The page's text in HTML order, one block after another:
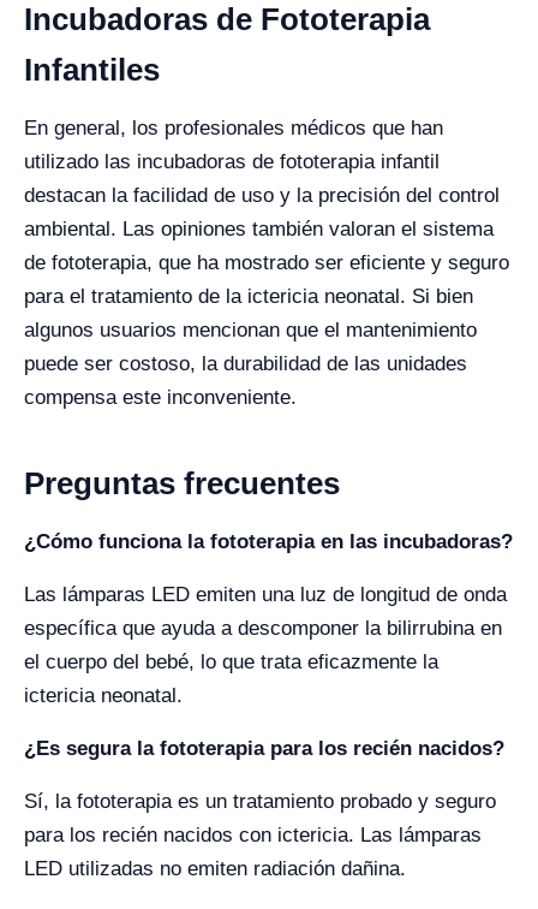
Incubadoras de Fototerapia
Infantiles
En general, los profesionales médicos que han
utilizado las incubadoras de fototerapia infantil
destacan la facilidad de uso y la precisión del control
ambiental. Las opiniones también valoran el sistema
de fototerapia, que ha mostrado ser eficiente y seguro
para el tratamiento de la ictericia neonatal. Si bien
algunos usuarios mencionan que el mantenimiento
puede ser costoso, la durabilidad de las unidades
compensa este inconveniente.
Preguntas frecuentes
¿Cómo funciona la fototerapia en las incubadoras?
Las lámparas LED emiten una luz de longitud de onda
específica que ayuda a descomponer la bilirrubina en
el cuerpo del bebé, lo que trata eficazmente la
ictericia neonatal.
¿Es segura la fototerapia para los recién nacidos?
Sí, la fototerapia es un tratamiento probado y seguro
para los recién nacidos con ictericia. Las lámparas
LED utilizadas no emiten radiación dañina.